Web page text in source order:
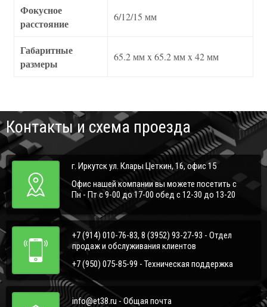
Фокусное
расстояние
6/12/15 мм
Габаритные
размеры
65.2 мм x 65.2 мм x 42 мм
Контакты и схема проезда
г. Иркутск ул. Клары Цеткин, 16, офис 15
Офис нашей компании вы можете посетить с
Пн - Пт с 9-00 до 17-00 обед с 12-30 до 13-20
+7 (914) 010-76-83, 8 (3952) 93-27-93 - Отдел
продаж и обслуживания клиентов
+7 (950) 075-85-99 - Техническая поддержка
info@et38.ru - Общая почта